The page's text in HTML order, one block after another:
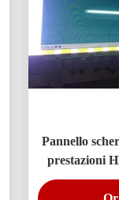
Pannello
prestazioni
LED